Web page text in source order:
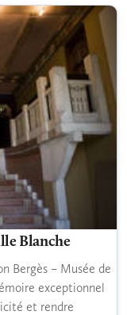
Blanche
Bergès – Musée de
exceptionnel
et rendre